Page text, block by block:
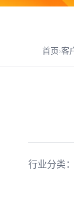
首页›客
行业分类：